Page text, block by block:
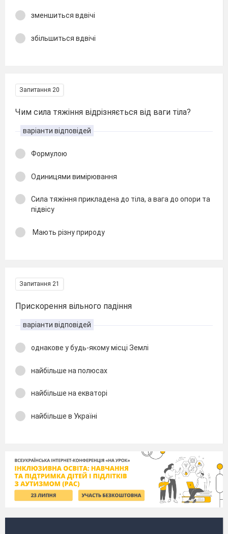
зменшиться вдвічі
збільшиться вдвічі
Запитання 20
Чим сила тяжіння відрізняється від ваги тіла?
варіанти відповідей
Формулою
Одиницями вимірювання
Сила тяжіння прикладена до тіла, а вага до опори та
підвісу
Мають різну природу
Запитання 21
Прискорення вільного падіння
варіанти відповідей
однакове у будь-якому місці Землі
найбільше на полюсах
найбільше на екваторі
найбільше в Україні